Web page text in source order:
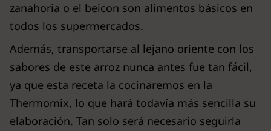
zanahoria o el beicon son alimentos básicos en
todos los supermercados.
Además, transportarse al lejano oriente con los
sabores de este arroz nunca antes fue tan fácil,
ya que esta receta la cocinaremos en la
Thermomix, lo que hará todavía más sencilla su
elaboración. Tan solo será necesario seguirla